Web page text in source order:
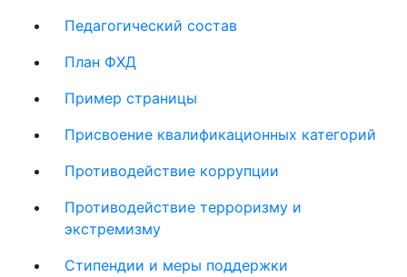
Педагогический состав
План ФХД
Пример страницы
Присвоение квалификационных категорий
Противодействие коррупции
Противодействие терроризму и
экстремизму
Стипендии и меры поддержки